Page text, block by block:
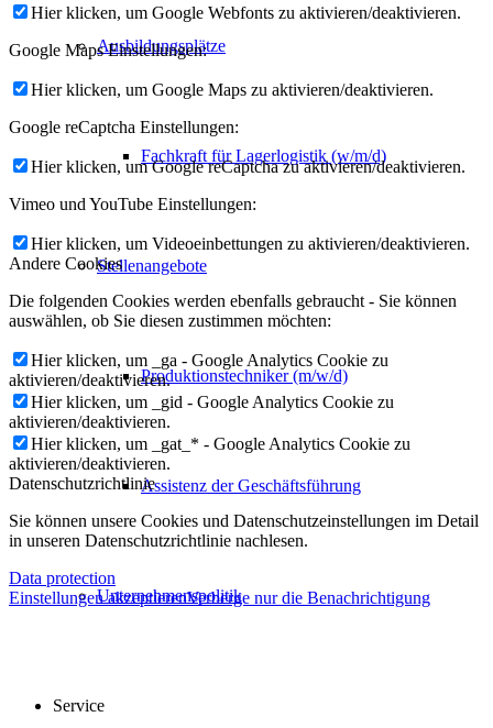
Ausbildungsplätze
Fachkraft für Lagerlogistik (w/m/d)
Stellenangebote
Produktionstechniker (m/w/d)
Assistenz der Geschäftsführung
Unternehmenspolitik
Service
Hier klicken, um Google Webfonts zu aktivieren/deaktivieren.
Google Maps Einstellungen:
Hier klicken, um Google Maps zu aktivieren/deaktivieren.
Google reCaptcha Einstellungen:
Hier klicken, um Google reCaptcha zu aktivieren/deaktivieren.
Vimeo und YouTube Einstellungen:
Hier klicken, um Videoeinbettungen zu aktivieren/deaktivieren.
Andere Cookies
Die folgenden Cookies werden ebenfalls gebraucht - Sie können
auswählen, ob Sie diesen zustimmen möchten:
Hier klicken, um _ga - Google Analytics Cookie zu
aktivieren/deaktivieren.
Hier klicken, um _gid - Google Analytics Cookie zu
aktivieren/deaktivieren.
Hier klicken, um _gat_* - Google Analytics Cookie zu
aktivieren/deaktivieren.
Datenschutzrichtlinie
Sie können unsere Cookies und Datenschutzeinstellungen im Detail
in unseren Datenschutzrichtlinie nachlesen.
Data protection
Einstellungen akzeptierenVerberge nur die Benachrichtigung